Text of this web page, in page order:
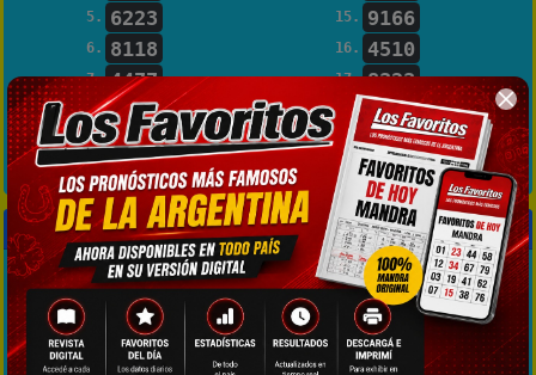
5. 6223 15. 9166
6. 8118 16. 4510
7. 4477 17. 8323
8. 7921 18. 8292
9. 4552 19. 5077
10. 2054 20. 3551
Matutina
1. ---- 11. ----
---- 12. ----
---- 13. ----
4. ---- 14. ----